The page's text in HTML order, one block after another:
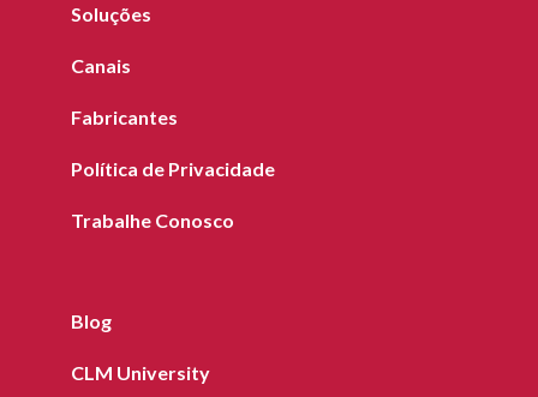
Soluções
Canais
Fabricantes
Política de Privacidade
Trabalhe Conosco
Blog
CLM University